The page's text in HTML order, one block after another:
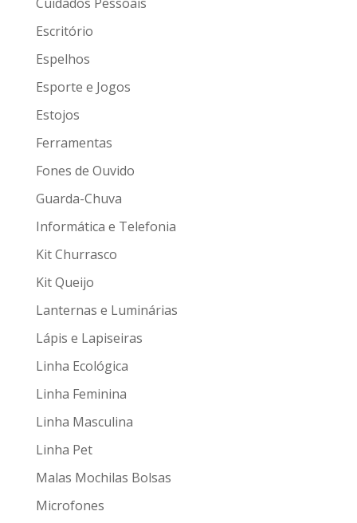
Escritório
Espelhos
Esporte e Jogos
Estojos
Ferramentas
Fones de Ouvido
Guarda-Chuva
Informática e Telefonia
Kit Churrasco
Kit Queijo
Lanternas e Luminárias
Lápis e Lapiseiras
Linha Ecológica
Linha Feminina
Linha Masculina
Linha Pet
Malas Mochilas Bolsas
Microfones